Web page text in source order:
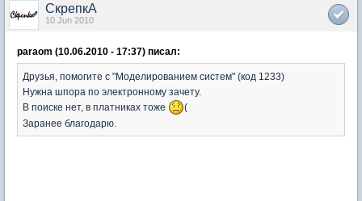
СкрепкА
10 Jun 2010
paraom (10.06.2010 - 17:37) писал:
Друзья, помогите с "Моделированием систем" (код 1233)
Нужна шпора по электронному зачету.
В поиске нет, в платниках тоже
(
Заранее благодарю.